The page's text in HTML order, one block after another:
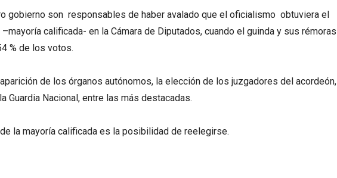
gobierno son responsables de haber avalado que el oficialismo obtuviera el
calificada- en la Cámara de Diputados, cuando el guinda y sus rémoras
% de los votos.
de los órganos autónomos, la elección de los juzgadores del acordeón,
Guardia Nacional, entre las más destacadas.
la mayoría calificada es la posibilidad de reelegirse.